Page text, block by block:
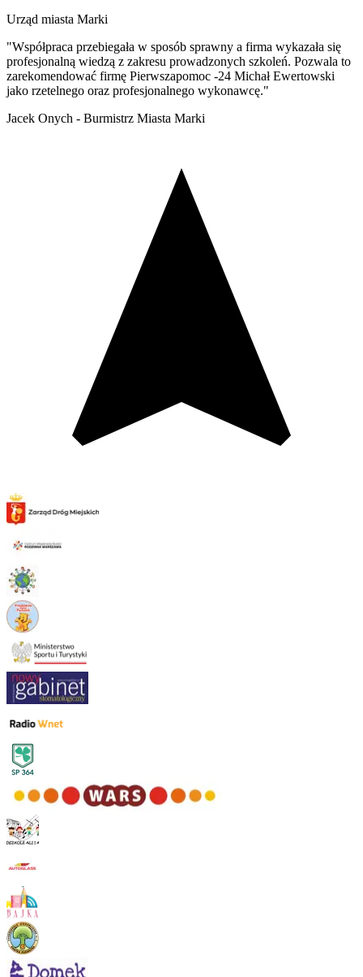
Urząd miasta Marki
"Współpraca przebiegała w sposób sprawny a firma wykazała się
profesjonalną wiedzą z zakresu prowadzonych szkoleń. Pozwala to
zarekomendować firmę Pierwszapomoc -24 Michał Ewertowski
jako rzetelnego oraz profesjonalnego wykonawcę."
Jacek Onych - Burmistrz Miasta Marki